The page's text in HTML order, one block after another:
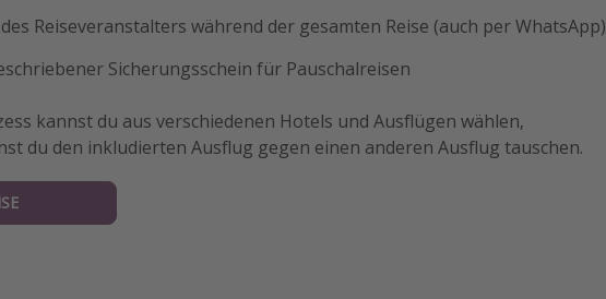
Reiseveranstalters während der gesamten Reise (auch per WhatsApp)
Sicherungsschein für Pauschalreisen
kannst du aus verschiedenen Hotels und Ausflügen wählen,
du den inkludierten Ausflug gegen einen anderen Ausflug tauschen.